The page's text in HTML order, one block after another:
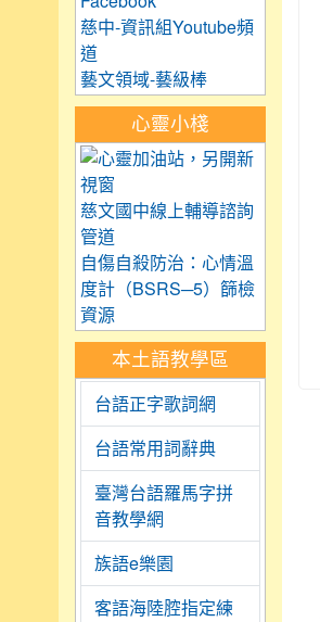
慈中-資訊組Youtube頻
道
藝文領域-藝級棒
心靈小棧
慈文國中線上輔導諮詢
管道
自傷自殺防治：心情溫
度計（BSRS─5）篩檢
資源
本土語教學區
台語正字歌詞網
台語常用詞辭典
臺灣台語羅馬字拼
音教學網
族語e樂園
客語海陸腔指定練